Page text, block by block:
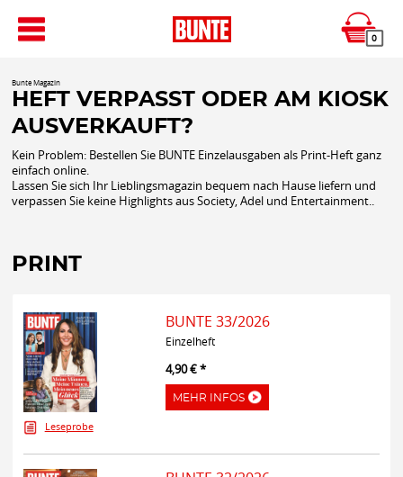
0
Bunte Magazin
HEFT VERPASST ODER AM KIOSK
AUSVERKAUFT?
Kein Problem: Bestellen Sie BUNTE Einzelausgaben als Print-Heft ganz
einfach online.
Lassen Sie sich Ihr Lieblingsmagazin bequem nach Hause liefern und
verpassen Sie keine Highlights aus Society, Adel und Entertainment..
PRINT
Leseprobe
BUNTE 33/2026
Einzelheft
4,90 € *
MEHR INFOS